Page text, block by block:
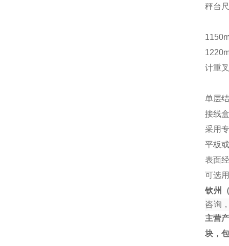
秤台
计重
单层
接线
采用
平板
表面
可选
钦州
咨询
主营
块，